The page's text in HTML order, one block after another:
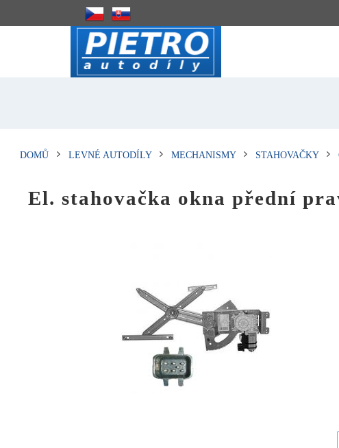
DOMŮ LEVNÉ AUTODÍLY MECHANISMY STAHOVAČKY
El. stahovačka okna přední